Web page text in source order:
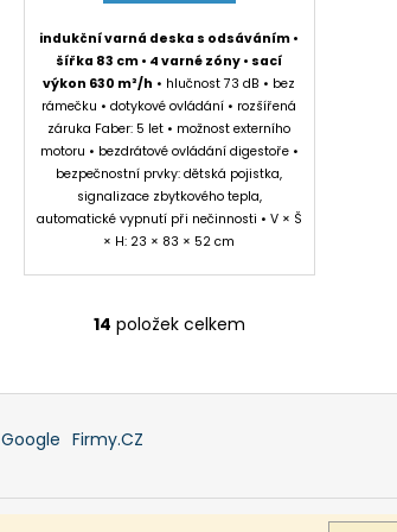
indukční varná deska s odsáváním •
šířka 83 cm • 4 varné zóny • sací
výkon 630 m³/h • hlučnost 73 dB • bez
rámečku • dotykové ovládání • rozšířená
záruka Faber: 5 let • možnost externího
motoru • bezdrátové ovládání digestoře •
bezpečnostní prvky: dětská pojistka,
signalizace zbytkového tepla,
automatické vypnutí při nečinnosti • V × Š
× H: 23 × 83 × 52 cm
O
l
c
í
14 položek celkem
Google Firmy.CZ